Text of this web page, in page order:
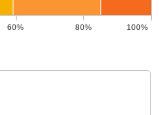
60% 80% 100%